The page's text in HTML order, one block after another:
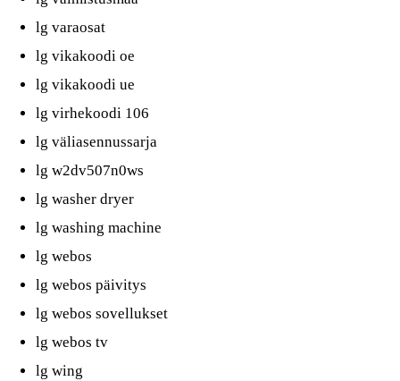
lg varaosat
lg vikakoodi oe
lg vikakoodi ue
lg virhekoodi 106
lg väliasennussarja
lg w2dv507n0ws
lg washer dryer
lg washing machine
lg webos
lg webos päivitys
lg webos sovellukset
lg webos tv
lg wing